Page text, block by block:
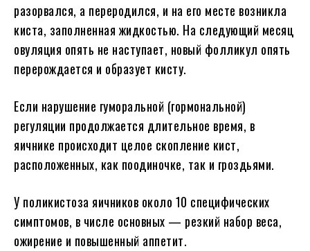
разорвался, а переродился, и на его месте возникла
киста, заполненная жидкостью. На следующий месяц
овуляция опять не наступает, новый фолликул опять
перерождается и образует кисту.
Если нарушение гуморальной (гормональной)
регуляции продолжается длительное время, в
яичнике происходит целое скопление кист,
расположенных, как поодиночке, так и гроздьями.
У поликистоза яичников около 10 специфических
симптомов, в числе основных — резкий набор веса,
ожирение и повышенный аппетит.